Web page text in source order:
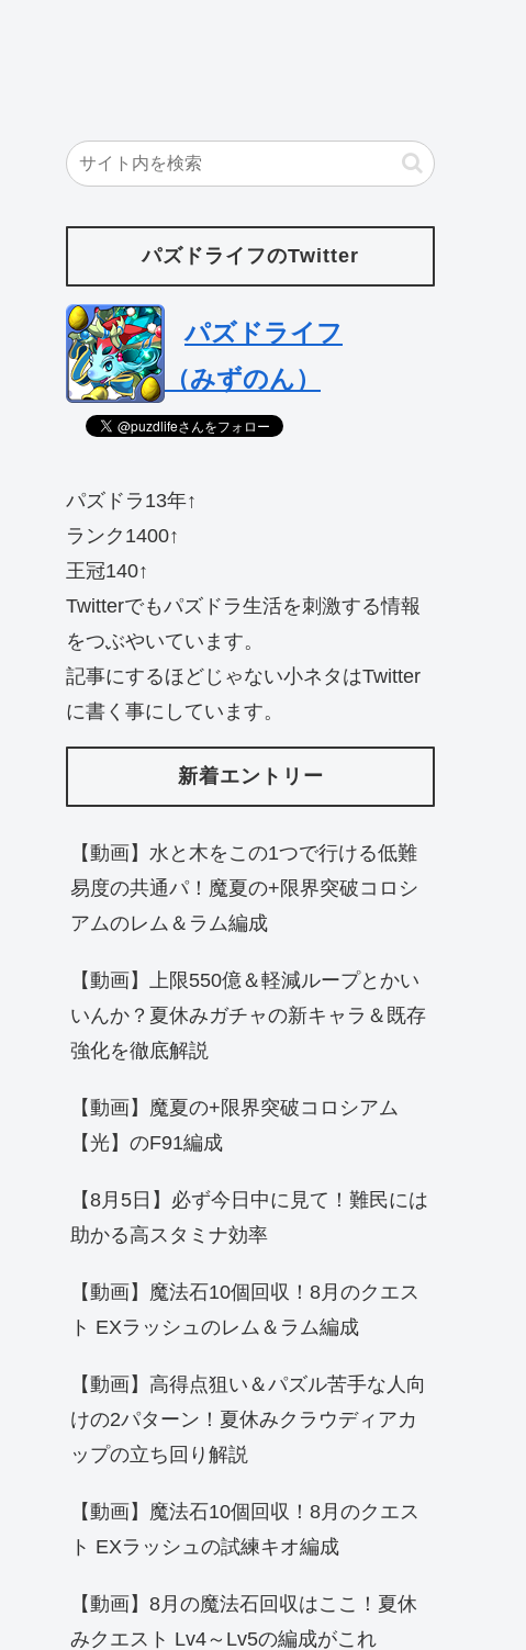
パズドライフのTwitter
パズドライフ
（みずのん）
パズドラ13年↑
ランク1400↑
王冠140↑
Twitterでもパズドラ生活を刺激する情報
をつぶやいています。
記事にするほどじゃない小ネタはTwitter
に書く事にしています。
新着エントリー
【動画】水と木をこの1つで行ける低難
易度の共通パ！魔夏の+限界突破コロシ
アムのレム＆ラム編成
【動画】上限550億＆軽減ループとかい
いんか？夏休みガチャの新キャラ＆既存
強化を徹底解説
【動画】魔夏の+限界突破コロシアム
【光】のF91編成
【8月5日】必ず今日中に見て！難民には
助かる高スタミナ効率
【動画】魔法石10個回収！8月のクエス
ト EXラッシュのレム＆ラム編成
【動画】高得点狙い＆パズル苦手な人向
けの2パターン！夏休みクラウディアカ
ップの立ち回り解説
【動画】魔法石10個回収！8月のクエス
ト EXラッシュの試練キオ編成
【動画】8月の魔法石回収はここ！夏休
みクエスト Lv4～Lv5の編成がこれ